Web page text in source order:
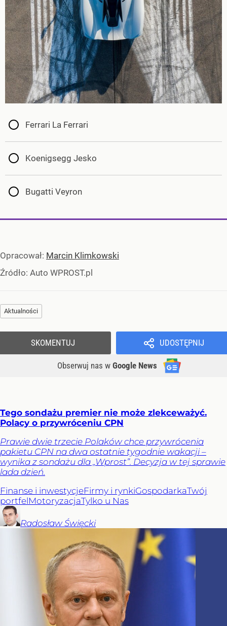
Ferrari La Ferrari
Koenigsegg Jesko
Bugatti Veyron
Opracował: Marcin Klimkowski
Źródło: Auto WPROST.pl
Aktualności
UDOSTĘPNIJ
Obserwuj nas w Google News
SKOMENTUJ
Tego sondażu premier nie może zlekceważyć.
Polacy o przywróceniu CPN
Prawie dwie trzecie Polaków chce przywrócenia
pakietu CPN na dwa ostatnie tygodnie wakacji –
wynika z sondażu dla „Wprost”. Decyzja w tej sprawie
lada dzień.
Finanse i inwestycjeFirmy i rynkiGospodarkaTwój
portfelMotoryzacjaTylko u Nas
Radosław Święcki